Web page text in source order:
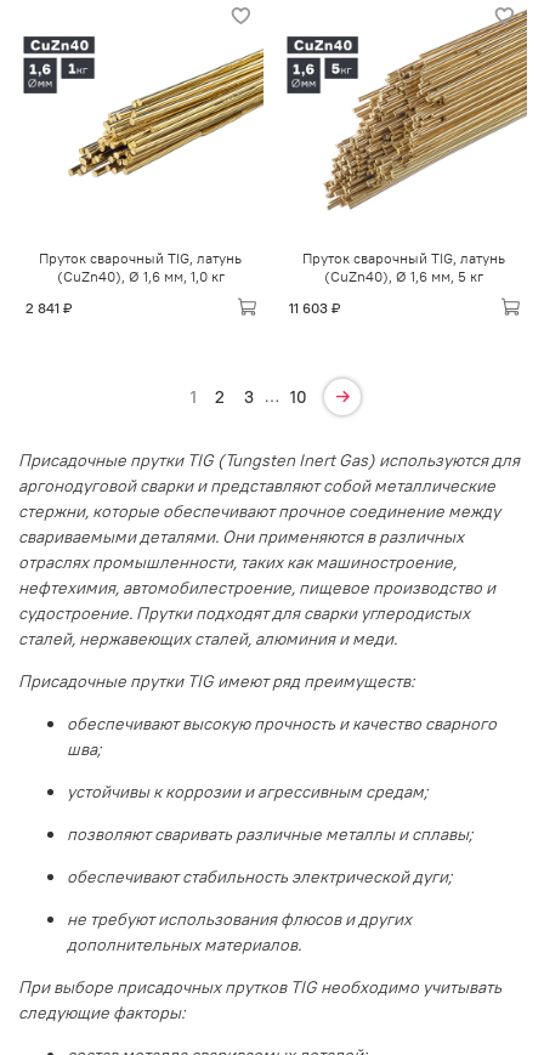
Пруток сварочный TIG, латунь
(CuZn40), Ø 1,6 мм, 1,0 кг
2 841 ₽
Пруток сварочный TIG, латунь
(CuZn40), Ø 1,6 мм, 5 кг
11 603 ₽
1 2 3 … 10
Присадочные прутки TIG (Tungsten Inert Gas) используются для
аргонодуговой сварки и представляют собой металлические
стержни, которые обеспечивают прочное соединение между
свариваемыми деталями. Они применяются в различных
отраслях промышленности, таких как машиностроение,
нефтехимия, автомобилестроение, пищевое производство и
судостроение. Прутки подходят для сварки углеродистых
сталей, нержавеющих сталей, алюминия и меди.
Присадочные прутки TIG имеют ряд преимуществ:
обеспечивают высокую прочность и качество сварного
шва;
устойчивы к коррозии и агрессивным средам;
позволяют сваривать различные металлы и сплавы;
обеспечивают стабильность электрической дуги;
не требуют использования флюсов и других
дополнительных материалов.
При выборе присадочных прутков TIG необходимо учитывать
следующие факторы: